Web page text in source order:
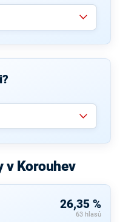
v Korouhev
26,35 %
63 hlasů